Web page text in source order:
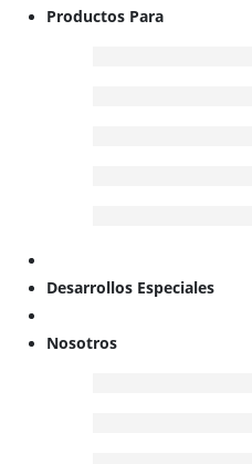
Productos Para
Desarrollos Especiales
Nosotros